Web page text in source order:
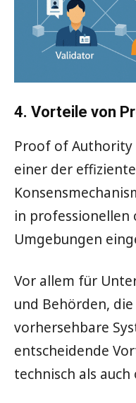
4. Vorteile von
Proof of Authority
einer der
in
Umgebungen
Vor allem für
und Behörden,
vorhersehbare
entscheidende
technisch als